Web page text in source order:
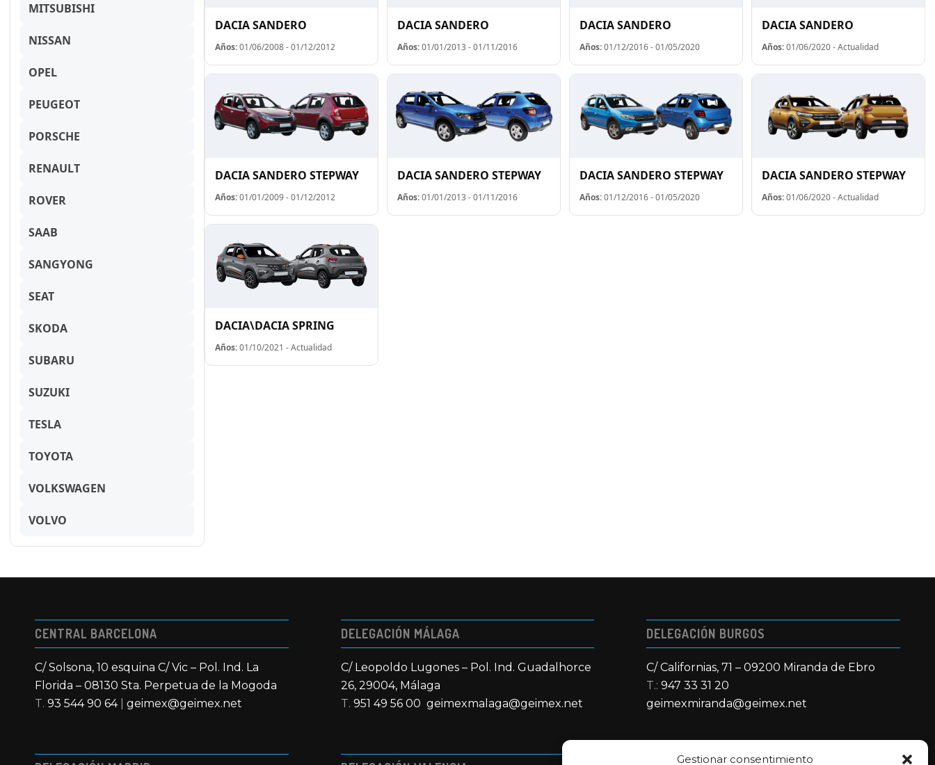
Gestionar consentimiento
MITSUBISHI
NISSAN
OPEL
PEUGEOT
PORSCHE
RENAULT
ROVER
SAAB
SANGYONG
SEAT
SKODA
SUBARU
SUZUKI
TESLA
TOYOTA
VOLKSWAGEN
VOLVO
DACIA SANDERO
Años:01/06/2008 - 01/12/2012
DACIA SANDERO
Años:01/01/2013 - 01/11/2016
DACIA SANDERO
Años:01/12/2016 - 01/05/2020
DACIA SANDERO
Años:01/06/2020 - Actualidad
DACIA SANDERO STEPWAY
Años:01/01/2009 - 01/12/2012
DACIA SANDERO STEPWAY
Años:01/01/2013 - 01/11/2016
DACIA SANDERO STEPWAY
Años:01/12/2016 - 01/05/2020
DACIA SANDERO STEPWAY
Años:01/06/2020 - Actualidad
DACIA\DACIA SPRING
Años:01/10/2021 - Actualidad
CENTRAL BARCELONA
C/ Solsona, 10 esquina C/ Vic – Pol. Ind. La
Florida – 08130 Sta. Perpetua de la Mogoda
T. 93 544 90 64| geimex@geimex.net
DELEGACIÓN MÁLAGA
C/ Leopoldo Lugones – Pol. Ind. Guadalhorce
26, 29004, Málaga
T. 951 49 56 00 geimexmalaga@geimex.net
DELEGACIÓN BURGOS
C/ Californias, 71 – 09200 Miranda de Ebro
T.:947 33 31 20
geimexmiranda@geimex.net